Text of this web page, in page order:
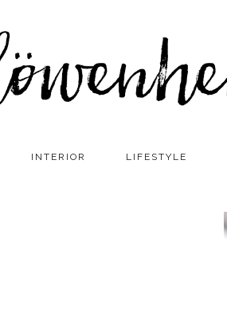
INTERIOR LIFESTYLE